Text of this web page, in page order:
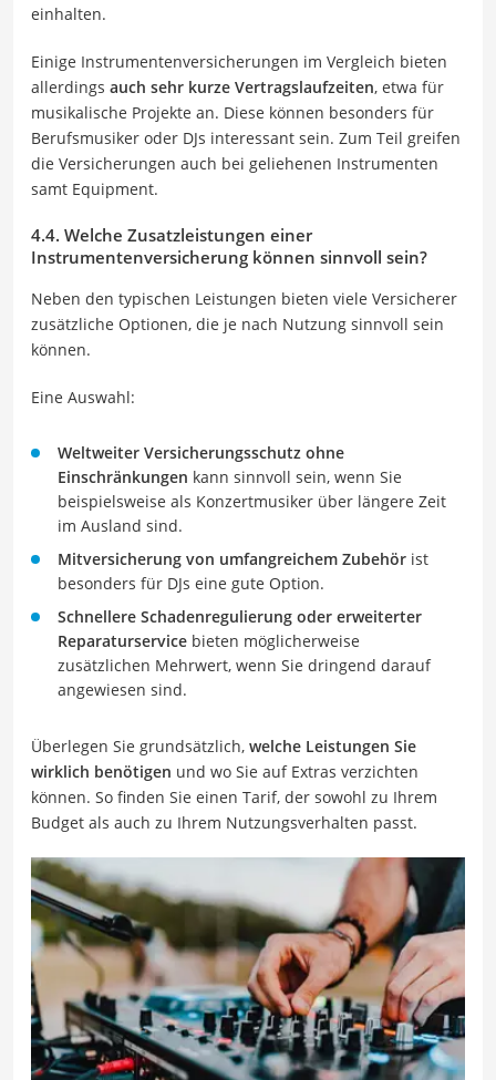
einhalten.
Einige Instrumentenversicherungen im Vergleich bieten
allerdings auch sehr kurze Vertragslaufzeiten, etwa für
musikalische Projekte an. Diese können besonders für
Berufsmusiker oder DJs interessant sein. Zum Teil greifen
die Versicherungen auch bei geliehenen Instrumenten
samt Equipment.
4.4. Welche Zusatzleistungen einer
Instrumentenversicherung können sinnvoll sein?
Neben den typischen Leistungen bieten viele Versicherer
zusätzliche Optionen, die je nach Nutzung sinnvoll sein
können.
Eine Auswahl:
Weltweiter Versicherungsschutz ohne
Einschränkungen kann sinnvoll sein, wenn Sie
beispielsweise als Konzertmusiker über längere Zeit
im Ausland sind.
Mitversicherung von umfangreichem Zubehör ist
besonders für DJs eine gute Option.
Schnellere Schadenregulierung oder erweiterter
Reparaturservice bieten möglicherweise
zusätzlichen Mehrwert, wenn Sie dringend darauf
angewiesen sind.
Überlegen Sie grundsätzlich, welche Leistungen Sie
wirklich benötigen und wo Sie auf Extras verzichten
können. So finden Sie einen Tarif, der sowohl zu Ihrem
Budget als auch zu Ihrem Nutzungsverhalten passt.